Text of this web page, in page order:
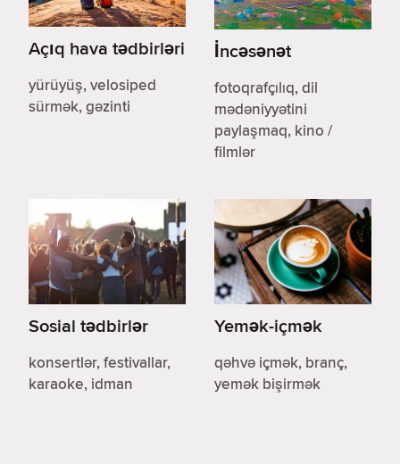
Açıq hava tədbirləri
yürüyüş, velosiped
sürmək, gəzinti
İncəsənət
fotoqrafçılıq, dil
mədəniyyətini
paylaşmaq, kino /
filmlər
Sosial tədbirlər
konsertlər, festivallar,
karaoke, idman
Yemək-içmək
qəhvə içmək, branç,
yemək bişirmək